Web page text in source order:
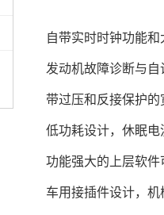
自带实时时钟功能和
发动机故障诊断与自
带过压和反接保护的
低功耗设计，休眠电
功能强大的上层软件
车用接插件设计，机